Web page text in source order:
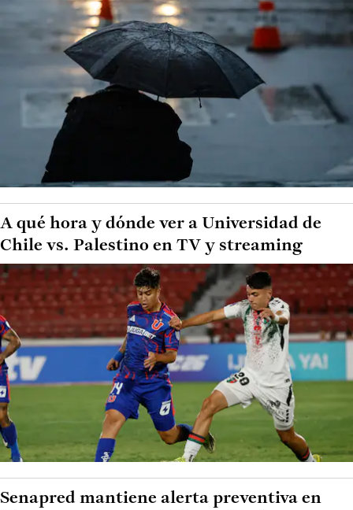
A qué hora y dónde ver a Universidad de
Chile vs. Palestino en TV y streaming
Senapred mantiene alerta preventiva en